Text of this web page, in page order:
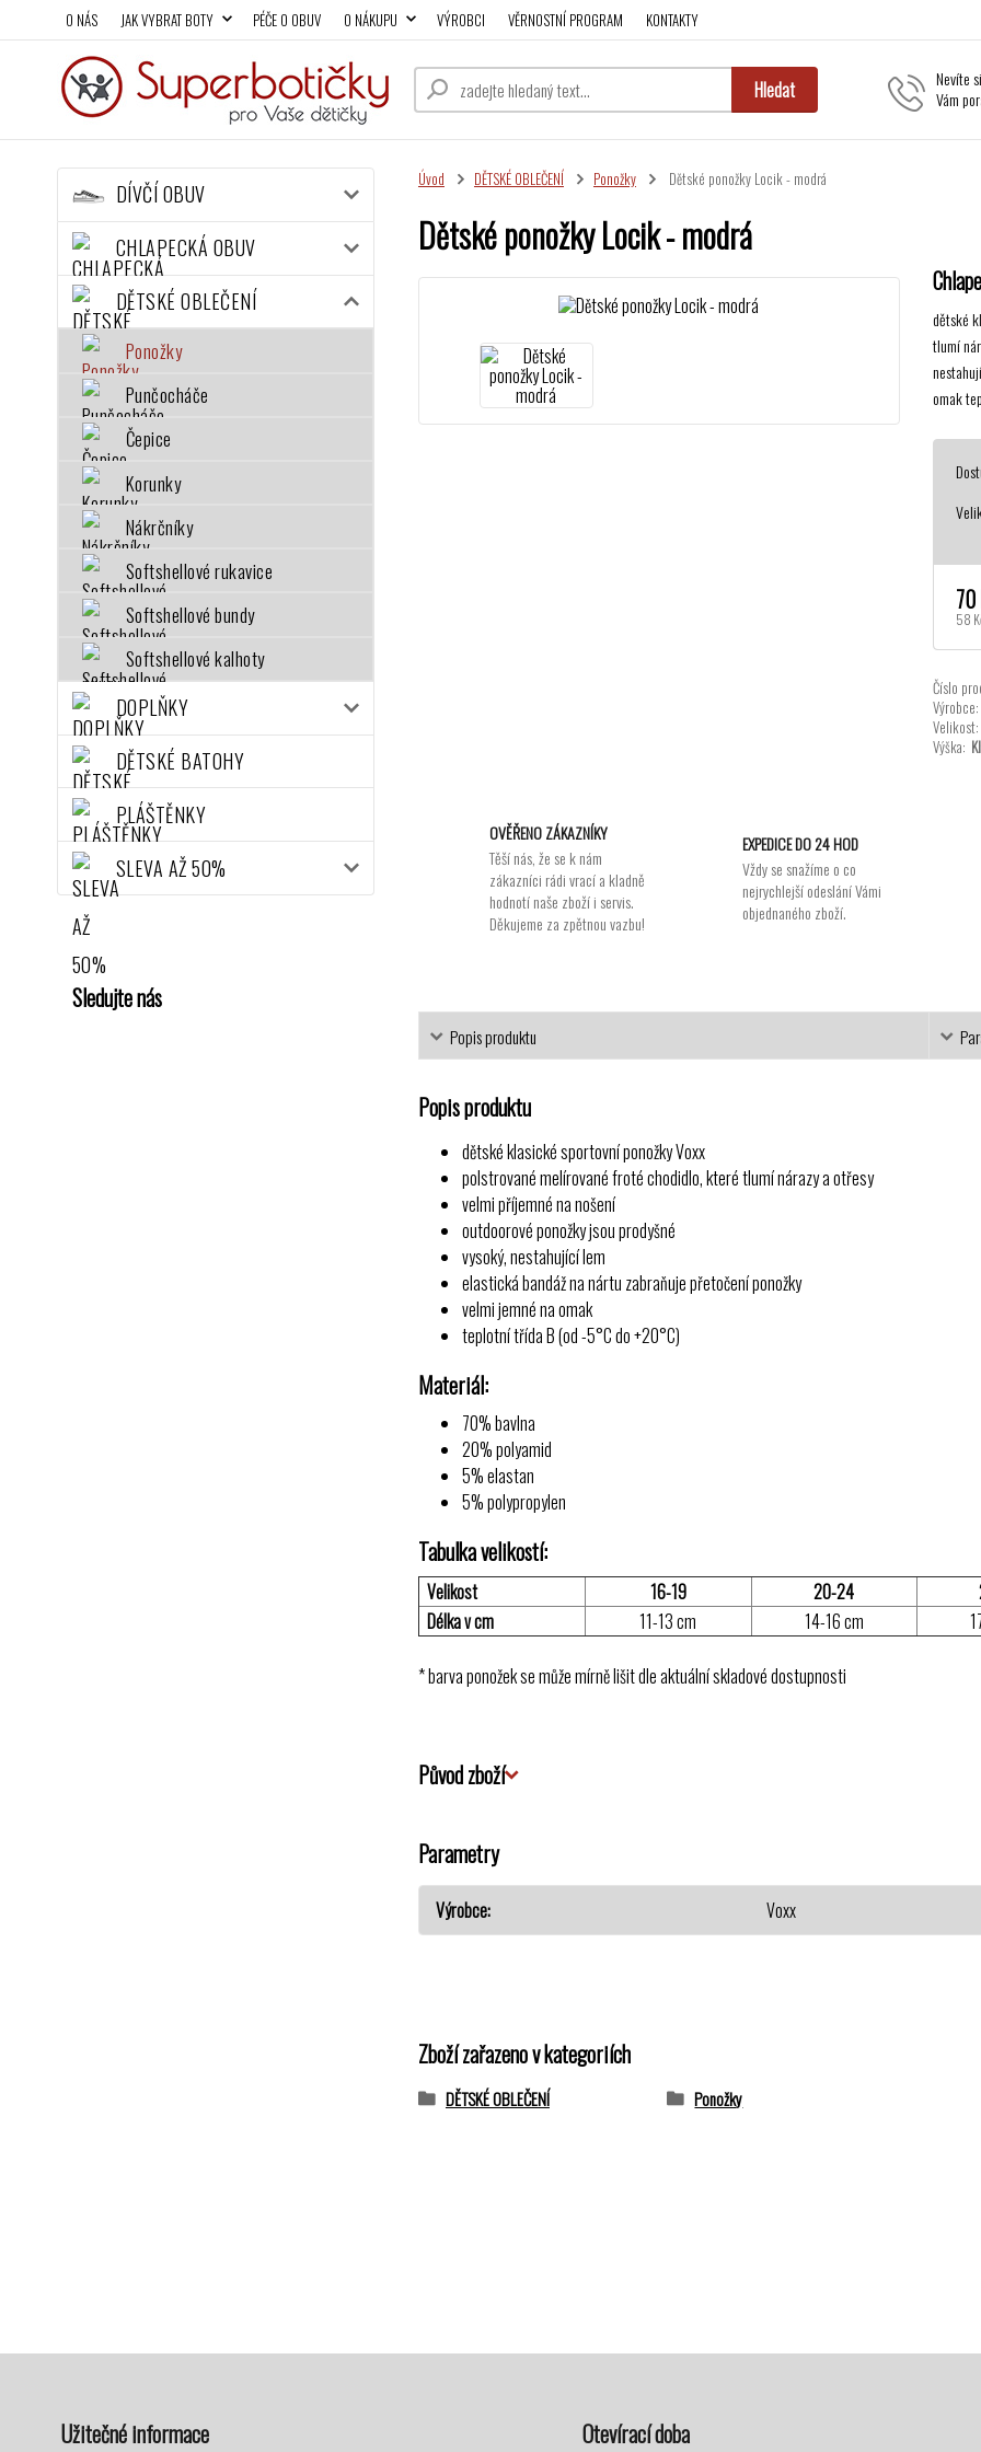
O NÁS JAK VYBRAT BOTY PÉČE O OBUV O NÁKUPU VÝROBCI VĚRNOSTNÍ PROGRAM KONTAKTY
Hledat
Nevíte
Vám
DÍVČÍ OBUV
CHLAPECKÁ OBUV
DĚTSKÉ OBLEČENÍ
Ponožky
Punčocháče
Čepice
Korunky
Nákrčníky
Softshellové rukavice
Softshellové bundy
Softshellové kalhoty
DOPLŇKY
DĚTSKÉ BATOHY
PLÁŠTĚNKY
SLEVA AŽ 50%
Sledujte nás
Úvod DĚTSKÉ OBLEČENÍ Ponožky Dětské ponožky Locik - modrá
Dětské ponožky Locik - modrá
dětské
tlumí
omak
58
Číslo
Výrobce:
Velikost:
Výška:
OVĚŘENO ZÁKAZNÍKY
Těší nás, že se k nám
zákazníci rádi vrací a kladně
hodnotí naše zboží i servis.
Děkujeme za zpětnou vazbu!
EXPEDICE DO 24 HOD
Vždy se snažíme o co
nejrychlejší odeslání Vámi
objednaného zboží.
Popis produktu
Popis produktu
dětské klasické sportovní ponožky Voxx
polstrované melírované froté chodidlo, které tlumí nárazy a otřesy
velmi příjemné na nošení
outdoorové ponožky jsou prodyšné
vysoký, nestahující lem
elastická bandáž na nártu zabraňuje přetočení ponožky
velmi jemné na omak
teplotní třída B (od -5°C do +20°C)
Materiál:
70% bavlna
20% polyamid
5% elastan
5% polypropylen
Tabulka velikostí:
Velikost 16-19 20-24
Délka v cm
11-13 cm 14-16 cm
* barva ponožek se může mírně lišit dle aktuální skladové dostupnosti
Původ zboží
Parametry
Výrobce Voxx
Zboží zařazeno v kategoriích
DĚTSKÉ OBLEČENÍ Ponožky
Užitečné informace Otevírací doba